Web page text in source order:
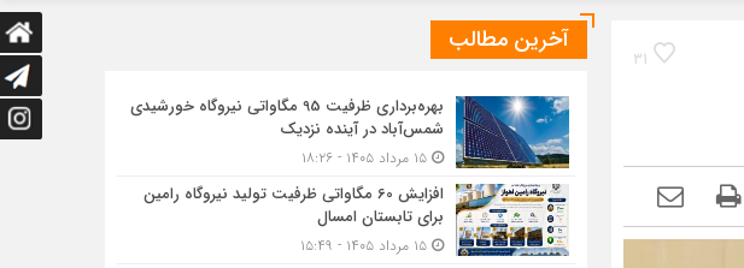
31
آخرین مطالب
بهره‌برداری ظرفیت 95 مگاواتی نیروگاه خورشیدی
شمس‌آباد در آینده نزدیک
۱۵ مرداد ۱۴۰۵ - ۱۸:۲۶
افزایش 60 مگاواتی ظرفیت تولید نیروگاه رامین
برای تابستان امسال
۱۵ مرداد ۱۴۰۵ - ۱۵:۴۹